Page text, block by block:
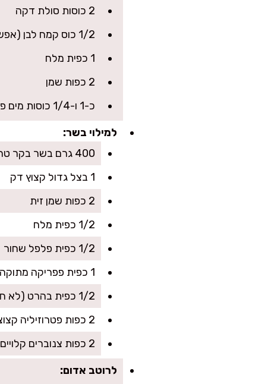
2 כוסות סולת דקה
1/2 כוס קמח לבן (אפשר גם קמח כוסמין לבן)
1 כפית מלח
2 כפות שמן
כ-1 ו-1/4 כוסות מים פושרים (להוסיף בהדרגה עד בצק רך ונוח)
למילוי בשר:
400 גרם בשר בקר טחון (עם קצת שומן לתוצאה נימוחה)
1 בצל גדול קצוץ דק
2 כפות שמן זית
1/2 כפית מלח
1/2 כפית פלפל שחור
1 כפית פפריקה מתוקה
1/2 כפית בהרט (לא חובה אבל נותן טעם של סבתא)
2 כפות פטרוזיליה קצוצה
2 כפות צנוברים קלויים או אגוזי מלך קצוצים (אופציונלי)
לרוטב אדום: